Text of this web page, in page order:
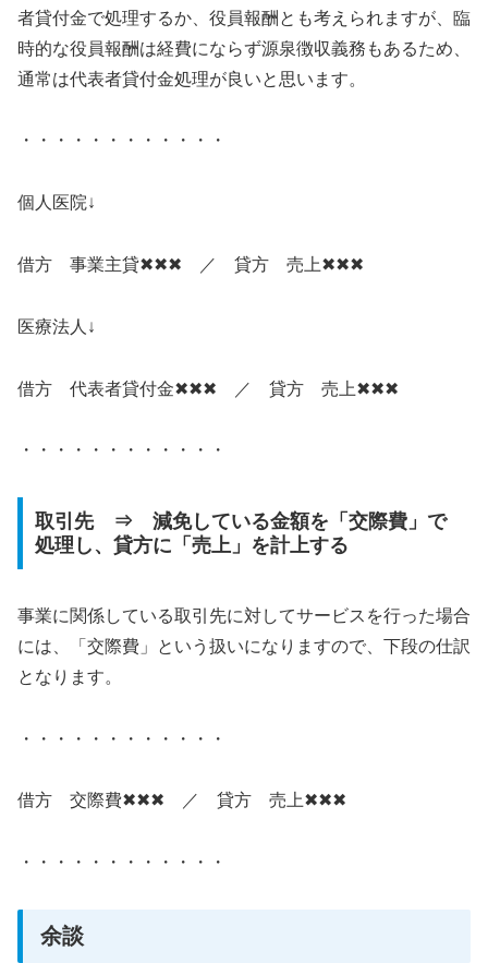
者貸付金で処理するか、役員報酬とも考えられますが、臨
時的な役員報酬は経費にならず源泉徴収義務もあるため、
通常は代表者貸付金処理が良いと思います。
・・・・・・・・・・・・
個人医院↓
借方 事業主貸✖✖✖ ／ 貸方 売上✖✖✖
医療法人↓
借方 代表者貸付金✖✖✖ ／ 貸方 売上✖✖✖
・・・・・・・・・・・・
取引先 ⇒ 減免している金額を「交際費」で
処理し、貸方に「売上」を計上する
事業に関係している取引先に対してサービスを行った場合
には、「交際費」という扱いになりますので、下段の仕訳
となります。
・・・・・・・・・・・・
借方 交際費✖✖✖ ／ 貸方 売上✖✖✖
・・・・・・・・・・・・
余談